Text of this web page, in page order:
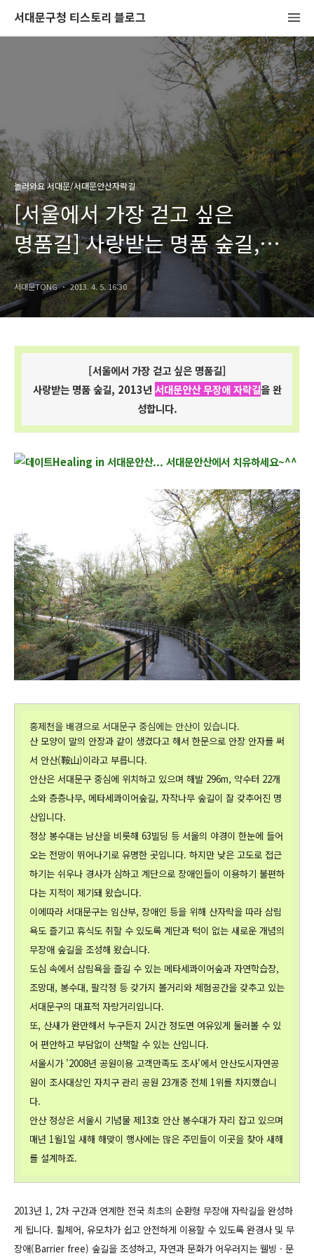
서대문구청 티스토리 블로그
놀러와요 서대문/서대문안산자락길
[서울에서 가장 걷고 싶은
명품길] 사랑받는 명품 숲길,
2013년 서대문안산 무장애
자락길을 완성합니다.
서대문TONG 2013. 4. 5. 16:30
[서울에서 가장 걷고 싶은 명품길]
사랑받는 명품 숲길, 2013년 서대문안산 무장애 자락길을 완
성합니다.
Healing in 서대문안산... 서대문안산에서 치유하세요~^^
홍제천을 배경으로 서대문구 중심에는 안산이 있습니다.
산 모양이 말의 안장과 같이 생겼다고 해서 한문으로 안장 안자를 써
서 안산(鞍山)이라고 부릅니다.
안산은 서대문구 중심에 위치하고 있으며 해발 296m, 약수터 22개
소와 층층나무, 메타세콰이어숲길, 자작나무 숲길이 잘 갖추어진 명
산입니다.
정상 봉수대는 남산을 비롯해 63빌딩 등 서울의 야경이 한눈에 들어
오는 전망이 뛰어나기로 유명한 곳입니다. 하지만 낮은 고도로 접근
하기는 쉬우나 경사가 심하고 계단으로 장애인들이 이용하기 불편하
다는 지적이 제기돼 왔습니다.
이에따라 서대문구는 임산부, 장애인 등을 위해 산자락을 따라 삼림
욕도 즐기고 휴식도 취할 수 있도록 계단과 턱이 없는 새로운 개념의
무장애 숲길을 조성해 왔습니다.
도심 속에서 삼림욕을 즐길 수 있는 메타세콰이어숲과 자연학습장,
조망대, 봉수대, 팔각정 등 갖가지 볼거리와 체험공간을 갖추고 있는
서대문구의 대표적 자랑거리입니다.
또, 산새가 완만해서 누구든지 2시간 정도면 여유있게 둘러볼 수 있
어 편안하고 부담없이 산책할 수 있는 산입니다.
서울시가 '2008년 공원이용 고객만족도 조사'에서 안산도시자연공
원이 조사대상인 자치구 관리 공원 23개중 전체 1위를 차지했습니
다.
안산 정상은 서울시 기념물 제13호 안산 봉수대가 자리 잡고 있으며
매년 1월1일 새해 해맞이 행사에는 많은 주민들이 이곳을 찾아 새해
를 설계하죠.
2013년 1, 2차 구간과 연계한 전국 최초의 순환형 무장애 자락길을 완성하
게 됩니다. 휠체어, 유모차가 쉽고 안전하게 이용할 수 있도록 완경사 및 무
장애(Barrier free) 숲길을 조성하고, 자연과 문화가 어우러지는 웰빙ㆍ문